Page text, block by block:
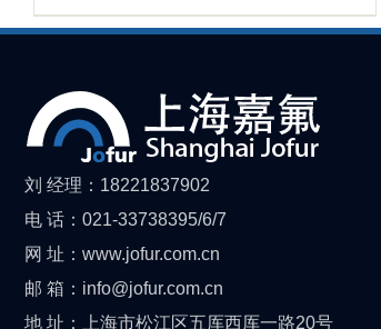
刘 经理：18221837902
电 话：021-33738395/6/7
网 址：www.jofur.com.cn
邮 箱：info@jofur.com.cn
地 址：上海市松江区五厍西厍一路20号